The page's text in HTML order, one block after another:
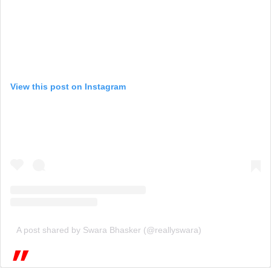
View this post on Instagram
A post shared by Swara Bhasker (@reallyswara)